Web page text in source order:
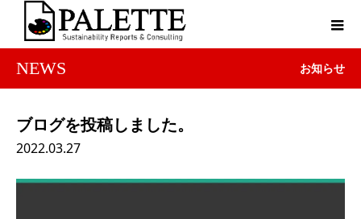
NEWS お知らせ
ブログを投稿しました。
2022.03.27